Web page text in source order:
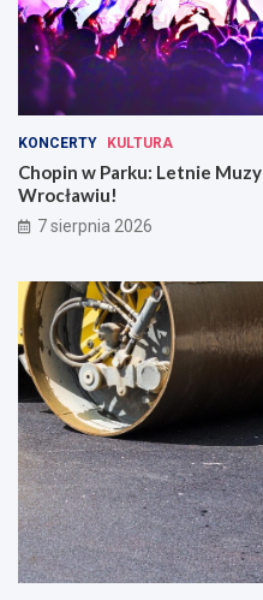
KONCERTY KULTURA
Chopin w Parku: Letnie
Wrocławiu!
7 sierpnia 2026